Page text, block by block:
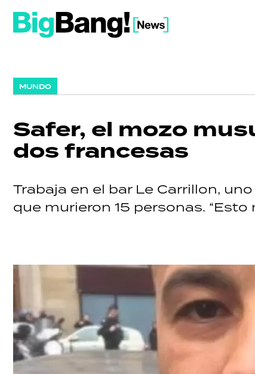
MUNDO
Safer, el mozo
dos francesas
Trabaja en el bar Le Carrillon,
que murieron 15 personas. “Esto